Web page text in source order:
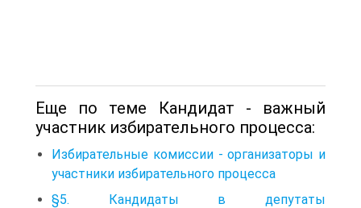
Еще по теме Кандидат - важный
участник избирательного процесса:
Избирательные комиссии - организаторы и
участники избирательного процесса
§5. Кандидаты в депутаты